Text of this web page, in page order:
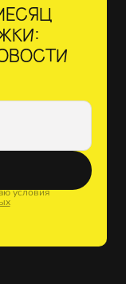
условия